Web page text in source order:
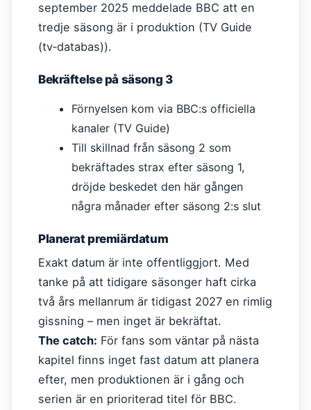
september 2025 meddelade BBC att en
tredje säsong är i produktion (TV Guide
(tv‑databas)).
Bekräftelse på säsong 3
Förnyelsen kom via BBC:s officiella
kanaler (TV Guide)
Till skillnad från säsong 2 som
bekräftades strax efter säsong 1,
dröjde beskedet den här gången
några månader efter säsong 2:s slut
Planerat premiärdatum
Exakt datum är inte offentliggjort. Med
tanke på att tidigare säsonger haft cirka
två års mellanrum är tidigast 2027 en rimlig
gissning – men inget är bekräftat.
The catch: För fans som väntar på nästa
kapitel finns inget fast datum att planera
efter, men produktionen är i gång och
serien är en prioriterad titel för BBC.